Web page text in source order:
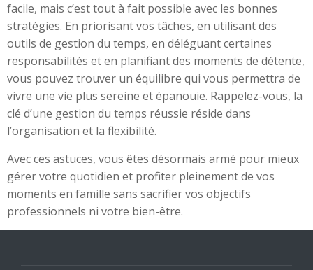
facile, mais c’est tout à fait possible avec les bonnes
stratégies. En priorisant vos tâches, en utilisant des
outils de gestion du temps, en déléguant certaines
responsabilités et en planifiant des moments de détente,
vous pouvez trouver un équilibre qui vous permettra de
vivre une vie plus sereine et épanouie. Rappelez-vous, la
clé d’une gestion du temps réussie réside dans
l’organisation et la flexibilité.
Avec ces astuces, vous êtes désormais armé pour mieux
gérer votre quotidien et profiter pleinement de vos
moments en famille sans sacrifier vos objectifs
professionnels ni votre bien-être.